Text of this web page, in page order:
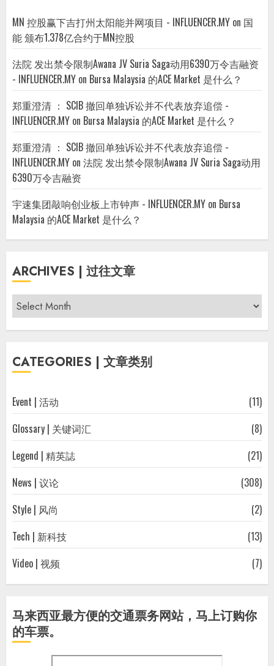
MN 控股赢下吉打州太阳能并网项目 - INFLUENCER.MY on 国
能 颁布1.378亿合约于MN控股
法院 发出禁令限制Awana JV Suria Saga动用6390万令吉融资
- INFLUENCER.MY on Bursa Malaysia 的ACE Market 是什么？
郑重澄清 ： SCIB 撤回单独诉讼并不代表放弃追偿 -
INFLUENCER.MY on Bursa Malaysia 的ACE Market 是什么？
郑重澄清 ： SCIB 撤回单独诉讼并不代表放弃追偿 -
INFLUENCER.MY on 法院 发出禁令限制Awana JV Suria Saga动用
6390万令吉融资
宇速集团敲响创业板上市钟声 - INFLUENCER.MY on Bursa
Malaysia 的ACE Market 是什么？
ARCHIVES | 过往文章
Archives
|
过
文
CATEGORIES | 文章类别
Event | 活动
(11)
Glossary | 关键词汇
(8)
Legend | 精英誌
(21)
News | 议论
(308)
Style | 风尚
(2)
Tech | 新科技
(13)
Video | 视频
(7)
马来西亚最方便的交通票务网站，马上订购你
的车票。